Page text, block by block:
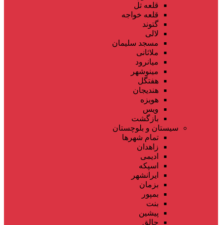
قلعه تل
قلعه خواجه
گتوند
لالی
مسجد سلیمان
ملاثانی
میانرود
مینوشهر
هفتگل
هندیجان
هویزه
ویس
بازگشت
سیستان و بلوچستان
تمام شهر‌ها
زاهدان
ادیمی
اسپکه
ایرانشهر
بزمان
بمپور
بنت
پیشین
جالق